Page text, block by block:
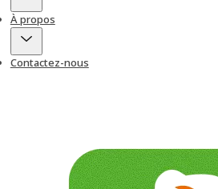
À propos
Contactez-nous